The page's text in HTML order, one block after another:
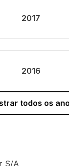
2017
2016
todos os
S/A